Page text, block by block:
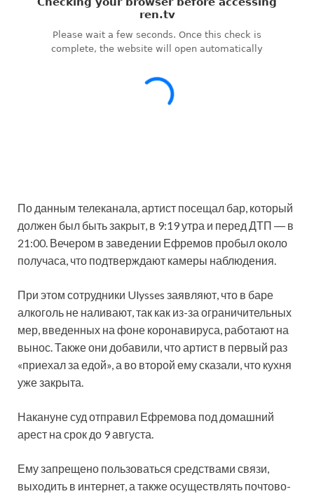
По данным телеканала, артист посещал бар, который
должен был быть закрыт, в 9:19 утра и перед ДТП ― в
21:00. Вечером в заведении Ефремов пробыл около
получаса, что подтверждают камеры наблюдения.
При этом сотрудники Ulysses заявляют, что в баре
алкоголь не наливают, так как из-за ограничительных
мер, введенных на фоне коронавируса, работают на
вынос. Также они добавили, что артист в первый раз
«приехал за едой», а во второй ему сказали, что кухня
уже закрыта.
Накануне суд отправил Ефремова под домашний
арест на срок до 9 августа.
Ему запрещено пользоваться средствами связи,
выходить в интернет, а также осуществлять почтово-